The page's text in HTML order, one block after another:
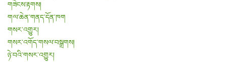
གཟེངས་རྟགས།
གལ་ཆེན་གནད་དོན་ཁག
གསར་འགྱུར།
གསར་འགོད་གསལ་བསྒྲགས།
ཉེ་བའི་གསར་འགྱུར།